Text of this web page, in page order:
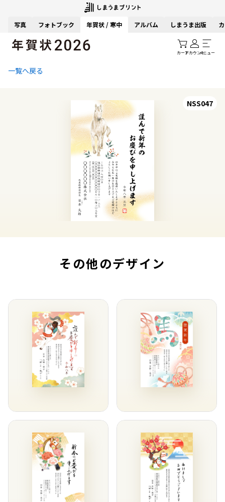
写真 フォトブック 年賀状 / 寒中 アルバム しまうま出版
カートアカウントメニュー
一覧へ戻る
NSS047
その他のデザイン